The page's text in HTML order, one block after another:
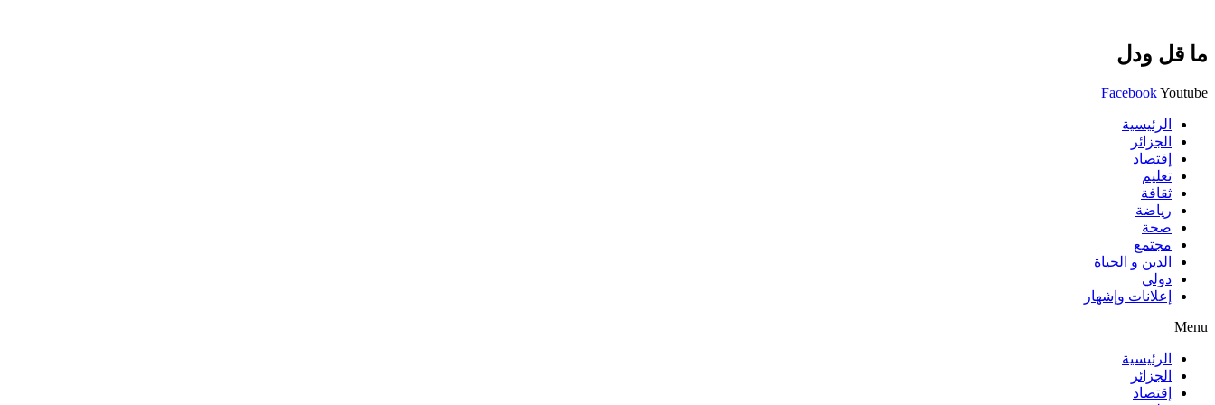
ما قل ودل
FacebookYoutube
الرئيسية
الجزائر
إقتصاد
تعليم
ثقافة
رياضة
صحة
مجتمع
الدين و الحياة
دولي
إعلانات وإشهار
Menu
الرئيسية
الجزائر
إقتصاد